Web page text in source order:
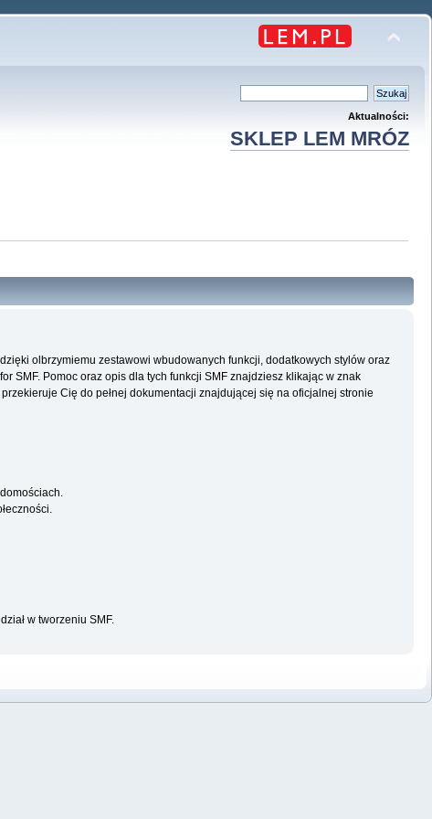
Aktualności:
SKLEP LEM MRÓZ
olbrzymiemu zestawowi wbudowanych funkcji, dodatkowych stylów oraz
SMF. Pomoc oraz opis dla tych funkcji SMF znajdziesz klikając w znak
Cię do pełnej dokumentacji znajdującej się na oficjalnej stronie
w tworzeniu SMF.